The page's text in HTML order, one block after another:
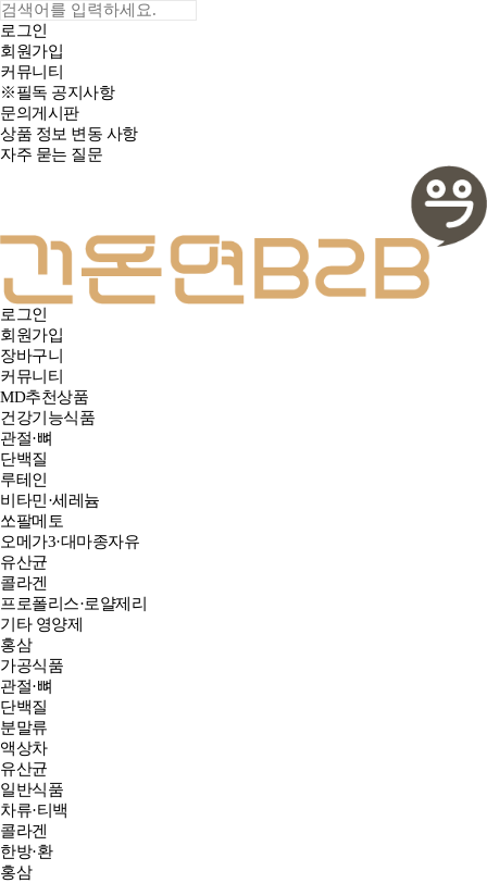
로그인
회원가입
커뮤니티
※필독 공지사항
문의게시판
상품 정보 변동 사항
자주 묻는 질문
로그인
회원가입
장바구니
커뮤니티
MD추천상품
건강기능식품
관절·뼈
단백질
루테인
비타민·세레늄
쏘팔메토
오메가3·대마종자유
유산균
콜라겐
프로폴리스·로얄제리
기타 영양제
홍삼
가공식품
관절·뼈
단백질
분말류
액상차
유산균
일반식품
차류·티백
콜라겐
한방·환
홍삼